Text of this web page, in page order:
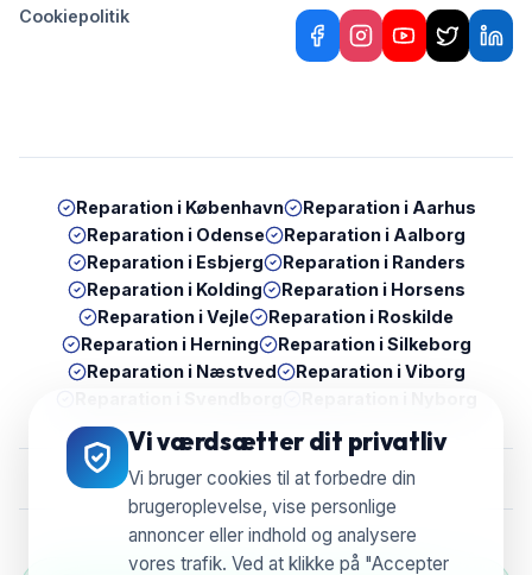
Vi værdsætter dit privatliv
Vi bruger cookies til at forbedre din
brugeroplevelse, vise personlige
annoncer eller indhold og analysere
vores trafik. Ved at klikke på "Accepter
Cookiepolitik
Reparation i København Reparation i Aarhus
Reparation i Odense Reparation i Aalborg
Reparation i Esbjerg Reparation i Randers
Reparation i Kolding Reparation i Horsens
Reparation iVejle Reparation i Roskilde
Reparation i Herning Reparation i Silkeborg
Reparation i Næstved Reparation i Viborg